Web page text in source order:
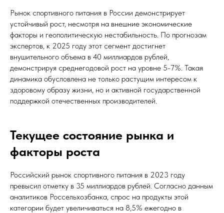
Рынок спортивного питания в России демонстрирует
устойчивый рост, несмотря на внешние экономические
факторы и геополитическую нестабильность. По прогнозам
экспертов, к 2025 году этот сегмент достигнет
внушительного объема в 40 миллиардов рублей,
демонстрируя среднегодовой рост на уровне 5-7%. Такая
динамика обусловлена не только растущим интересом к
здоровому образу жизни, но и активной государственной
поддержкой отечественных производителей.
Текущее состояние рынка и
факторы роста
Российский рынок спортивного питания в 2023 году
превысил отметку в 35 миллиардов рублей. Согласно данным
аналитиков Россельхозбанка, спрос на продукты этой
категории будет увеличиваться на 8,5% ежегодно в